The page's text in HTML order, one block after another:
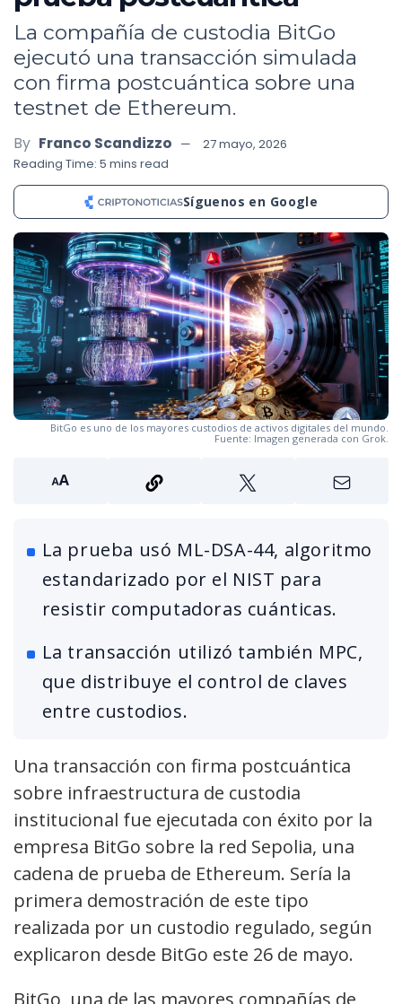
La compañía de custodia BitGo
ejecutó una transacción simulada
con firma postcuántica sobre una
testnet de Ethereum.
By Franco Scandizzo
27 mayo, 2026
Reading Time: 5 mins read
Síguenos en Google
BitGo es uno de los mayores custodios de activos digitales del mundo.
Fuente: Imagen generada con Grok.
La prueba usó ML-DSA-44, algoritmo
estandarizado por el NIST para
resistir computadoras cuánticas.
La transacción utilizó también MPC,
que distribuye el control de claves
entre custodios.
Una transacción con firma postcuántica
sobre infraestructura de custodia
institucional fue ejecutada con éxito por la
empresa BitGo sobre la red Sepolia, una
cadena de prueba de Ethereum. Sería la
primera demostración de este tipo
realizada por un custodio regulado, según
explicaron desde BitGo este 26 de mayo.